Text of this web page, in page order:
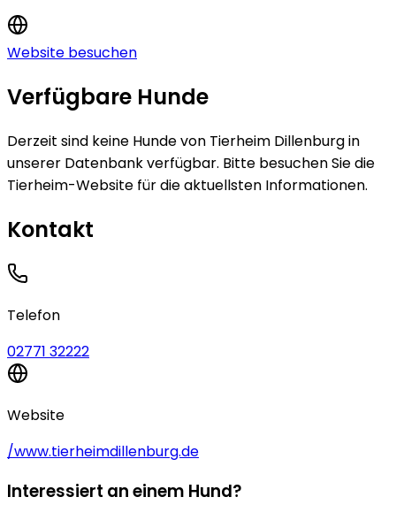
Website besuchen
Verfügbare Hunde
Derzeit sind keine Hundevon Tierheim Dillenburgin
unserer Datenbank verfügbar. Bitte besuchen Sie die
Tierheim-Website für die aktuellsten Informationen.
Kontakt
Telefon
02771 32222
Website
/www.tierheimdillenburg.de
Interessiert an einem Hund?